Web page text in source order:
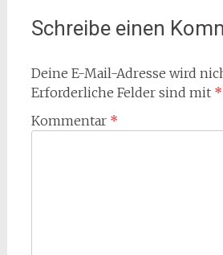
Schreibe einen
Deine E-Mail-Adresse wird
Erforderliche Felder sind mit *
Kommentar *